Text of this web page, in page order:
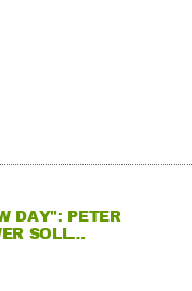
DAY": PETER
SOLL…